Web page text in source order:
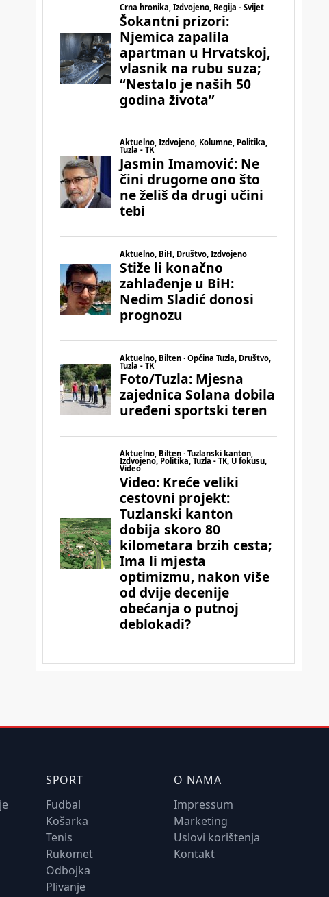
SPORT
Fudbal
Košarka
Tenis
Rukomet
Odbojka
Plivanje
O NAMA
Impressum
Marketing
Uslovi korištenja
Kontakt